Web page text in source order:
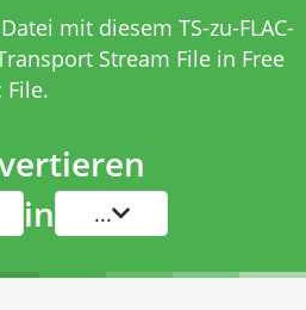
mit diesem TS-zu-FLAC-
Stream File in Free
File.
in ...